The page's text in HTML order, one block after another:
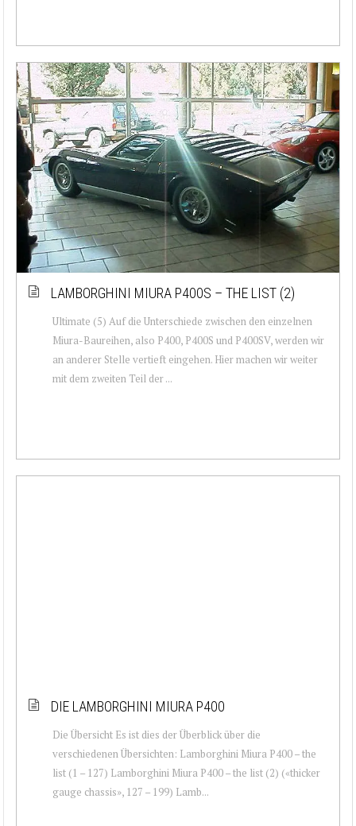
LAMBORGHINI MIURA P400S – THE LIST (2)
Ultimate (5) Auf die Unterschiede zwischen den einzelnen
Miura-Baureihen, also P400, P400S und P400SV, werden wir
an anderer Stelle vertieft eingehen. Hier machen wir weiter
mit dem zweiten Teil der ...
DIE LAMBORGHINI MIURA P400
Die Übersicht Es ist dies der Überblick über die
verschiedenen Übersichten: Lamborghini Miura P400 – the
list (1 – 127) Lamborghini Miura P400 – the list (2) («thicker
gauge chassis», 127 – 199) Lamb...